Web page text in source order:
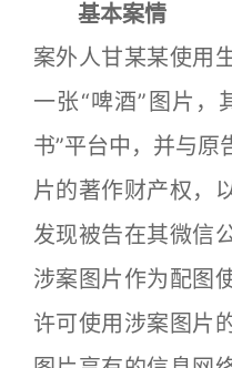
基本案情
案外人甘某某使用
一张“啤酒”图片，
书”平台中，并与原
片的著作财产权，
发现被告在其微信
涉案图片作为配图
许可使用涉案图片